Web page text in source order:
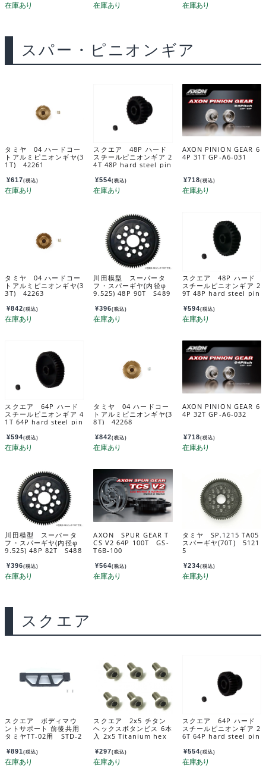
T for Tamiya Glass h
opper TGX-910
スパー・ピニオンギア
タミヤ 04 ハードコー
トアルミピニオンギヤ(3
1T) 42261
¥617(税込)
スクエア 48P ハード
スチールピニオンギア 2
4T 48P hard steel pin
4
¥554(税込)
AXON PINION GEAR 6
4P 31T GP-A6-031
¥718(税込)
タミヤ 04 ハードコー
トアルミピニオンギヤ(3
3T) 42263
¥842(税込)
川田模型 スーパータ
フ・スパーギヤ(内径φ
9.525) 48P 90T S489
¥396(税込)
スクエア 48P ハード
スチールピニオンギア 2
9T 48P hard steel pin
9
¥594(税込)
スクエア 64P ハード
スチールピニオンギア 4
1T 64P hard steel pin
1
¥594(税込)
タミヤ 04 ハードコー
トアルミピニオンギヤ(3
8T) 42268
¥842(税込)
AXON PINION GEAR 6
4P 32T GP-A6-032
¥718(税込)
川田模型 スーパータ
フ・スパーギヤ(内径φ
9.525) 48P 82T S488
¥396(税込)
AXON SPUR GEAR T
CS V2 64P 100T GS-
T6B-100
¥564(税込)
タミヤ SP.1215 TA05
スパーギヤ(70T) 5121
5
¥234(税込)
スクエア
スクエア ボディマウ
ントサポート 前後共用
タミヤTT-02用 STD-2
¥891(税込)
スクエア 2x5 チタン
ヘックスボタンビス 6本
入 2x5 Titanium hex
s.) NTR-205
¥297(税込)
スクエア 64P ハード
スチールピニオンギア 2
6T 64P hard steel pin
6
¥554(税込)